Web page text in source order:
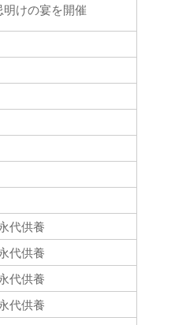
けの宴を開催
代供養
代供養
代供養
代供養